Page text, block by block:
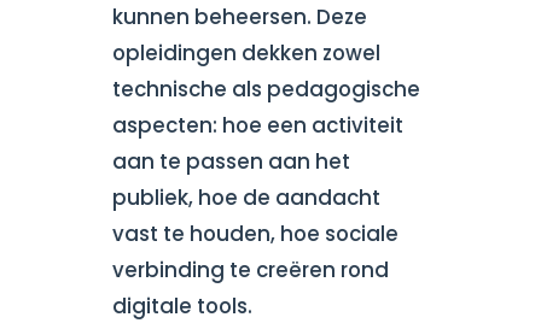
kunnen beheersen. Deze
opleidingen dekken zowel
technische als pedagogische
aspecten: hoe een activiteit
aan te passen aan het
publiek, hoe de aandacht
vast te houden, hoe sociale
verbinding te creëren rond
digitale tools.